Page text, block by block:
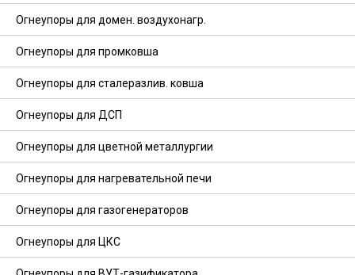
Огнеупоры для домен. воздухонагр.
Огнеупоры для промковша
Огнеупоры для сталеразлив. ковша
Огнеупоры для ДСП
Огнеупоры для цветной металлургии
Огнеупоры для нагревательной печи
Огнеупоры для газогенераторов
Огнеупоры для ЦКС